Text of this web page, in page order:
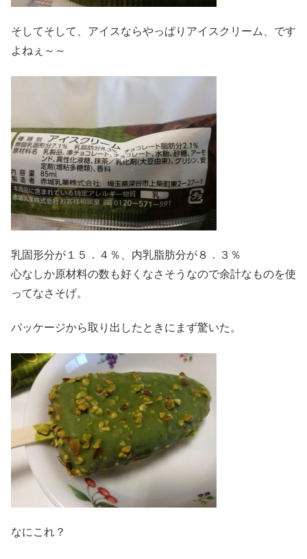
そしてそして、アイスならやっぱりアイスクリーム、です
よねぇ～～
乳固形分が１５．４％、内乳脂肪分が８．３％
心なしか原材料の数も好くなさそうなので余計なものを使
ってなさそげ。
パッケージから取り出したときにまず驚いた。
なにこれ？